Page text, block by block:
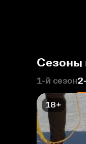
Сезоны
1-й сезон
18+